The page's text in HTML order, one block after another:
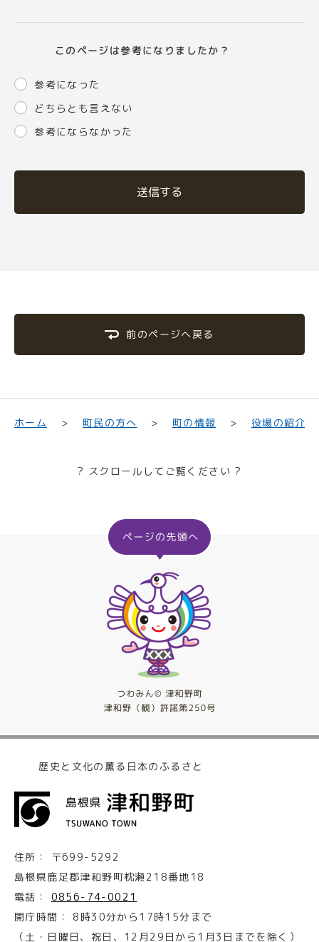
このページは参考になりましたか？
参考になった
どちらとも言えない
参考にならなかった
送信する
前のページへ戻る
ホーム 町民の方へ 町の情報 役場の紹介
? スクロールしてご覧ください ?
歴史と文化の薫る日本のふるさと
住所：
〒699-5292
島根県鹿足郡津和野町枕瀬218番地18
電話：
0856-74-0021
開庁時間：
8時30分から17時15分まで
（土・日曜日、祝日、12月29日から1月3日までを除く）